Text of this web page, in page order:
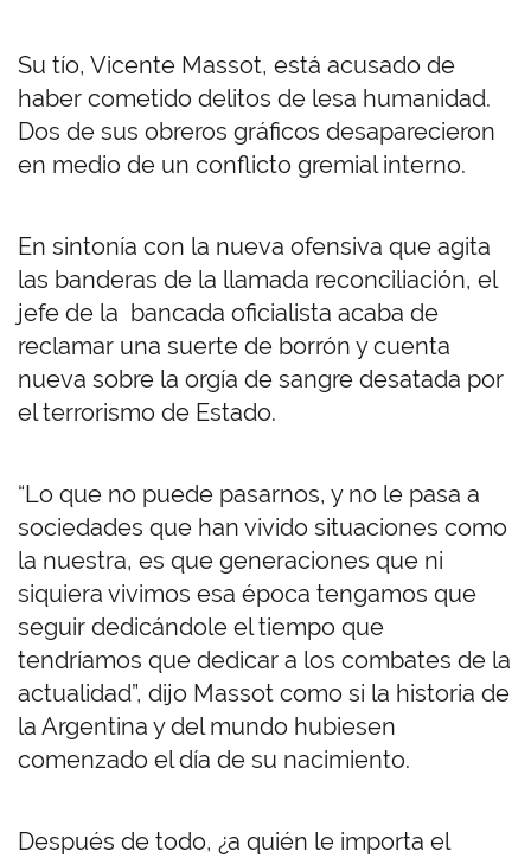
Su tío, Vicente Massot, está acusado de
haber cometido delitos de lesa humanidad.
Dos de sus obreros gráficos desaparecieron
en medio de un conflicto gremial interno.
En sintonía con la nueva ofensiva que agita
las banderas de la llamada reconciliación, el
jefe de la bancada oficialista acaba de
reclamar una suerte de borrón y cuenta
nueva sobre la orgía de sangre desatada por
el terrorismo de Estado.
“Lo que no puede pasarnos, y no le pasa a
sociedades que han vivido situaciones como
la nuestra, es que generaciones que ni
siquiera vivimos esa época tengamos que
seguir dedicándole el tiempo que
tendríamos que dedicar a los combates de la
actualidad”, dijo Massot como si la historia de
la Argentina y del mundo hubiesen
comenzado el día de su nacimiento.
Después de todo, ¿a quién le importa el